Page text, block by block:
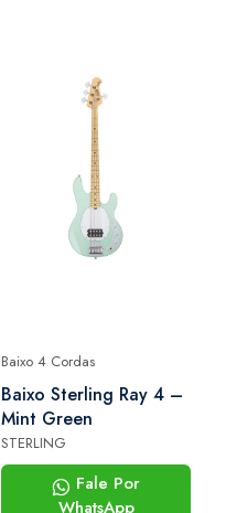
Baixo 4 Cordas
Baixo Sterling Ray 4 –
Mint Green
STERLING
Fale Por
WhatsApp